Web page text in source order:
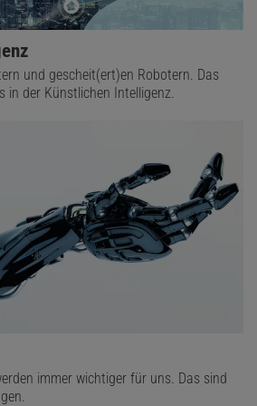
und gescheit(ert)en Robotern. Das
in der Künstlichen Intelligenz.
immer wichtiger für uns. Das sind